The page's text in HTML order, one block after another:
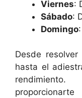
Viernes:
Sábado:
Domingo
Desde
hasta el